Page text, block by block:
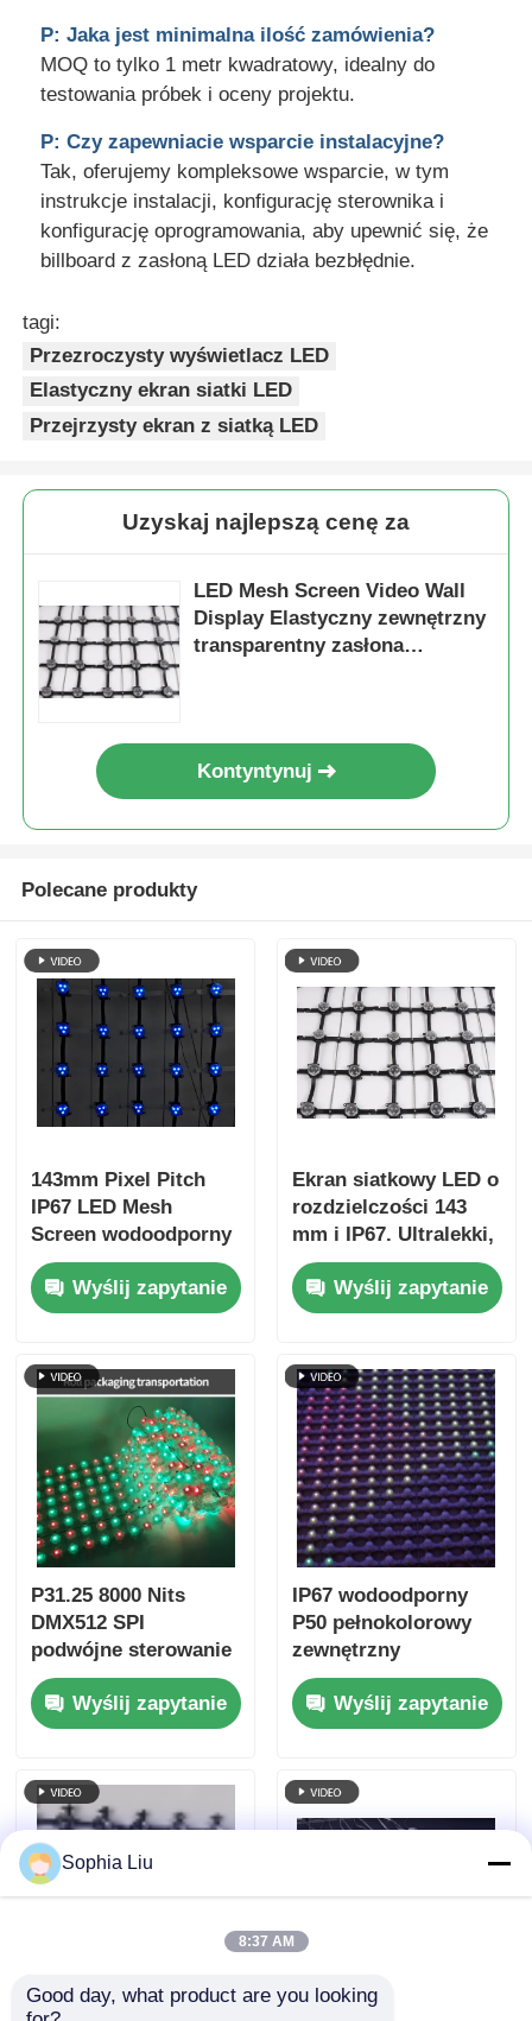
P: Jaka jest minimalna ilość zamówienia?
MOQ to tylko 1 metr kwadratowy, idealny do
testowania próbek i oceny projektu.
P: Czy zapewniacie wsparcie instalacyjne?
Tak, oferujemy kompleksowe wsparcie, w tym
instrukcje instalacji, konfigurację sterownika i
konfigurację oprogramowania, aby upewnić się, że
billboard z zasłoną LED działa bezbłędnie.
tagi:
Przezroczysty wyświetlacz LED
Elastyczny ekran siatki LED
Przejrzysty ekran z siatką LED
Uzyskaj najlepszą cenę za
LED Mesh Screen Video Wall
Display Elastyczny zewnętrzny
transparentny zasłona
Kontyntynuj
Polecane produkty
143mm Pixel Pitch
IP67 LED Mesh
Screen wodoodporny
zewnętrzny
przejrzysty
wyświetlacz do
Projekty widzenia
nocnego
Wyślij zapytanie
Ekran siatkowy LED o
rozdzielczości 143
mm i IP67. Ultralekki,
duży wyświetlacz
zewnętrzny do
kreatywnych
krajobrazu
miejskiego
Wyślij zapytanie
P31.25 8000 Nits
DMX512 SPI
podwójne sterowanie
energooszczędny
ekran LED
zewnętrzny o niskiej
Wyślij zapytanie
IP67 wodoodporny
P50 pełnokolorowy
zewnętrzny
elastyczny ekran
zasłonowy LED z
siatką do fasady
Wyślij zapytanie
Wodoodporny P50 10000nits IP67
Sophia Liu
8:37 AM
Good day, what product are you looking